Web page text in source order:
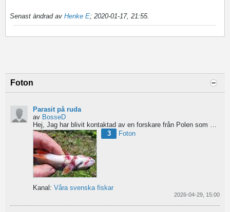
Senast ändrad av Henke E; 2020-01-17, 21:55.
Foton
Parasit på ruda
av BosseD
Hej, Jag har blivit kontaktad av en forskare från Polen som är på jakt efter material av...
3
Foton
Kanal: Våra svenska fiskar
2026-04-29, 15:00